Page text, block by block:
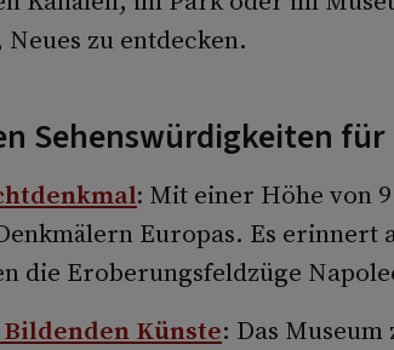
zu entdecken.
Sehenswürdigkeiten
: Mit einer Höhe von
Europas. Es erinnert
die Eroberungsfeldzüge
Künste: Das